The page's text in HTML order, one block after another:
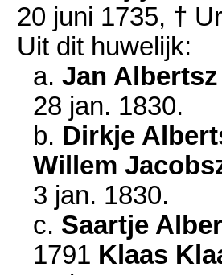
20 juni 1735, †
Uit dit huwelijk:
a.Jan
28 jan. 1830.
b. Dirkje
Willem
3 jan. 1830.
c. Saartje
1791 Klaas